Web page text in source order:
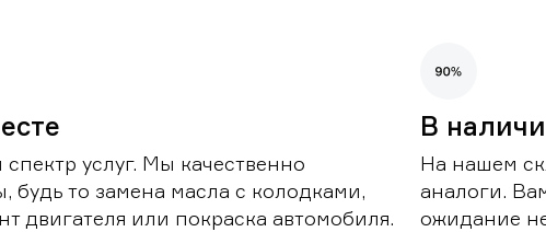
услуг. Мы качественно
будь то замена масла с колодками,
двигателя или покраска автомобиля.
В
На нашем
аналоги.
ожидание